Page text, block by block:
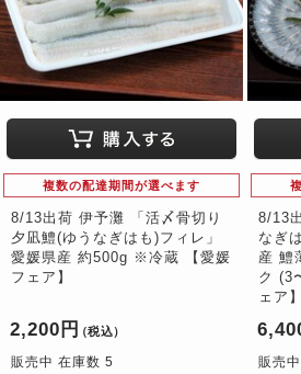
複数の配達期間が選べます
8/13出荷 伊予灘 「活〆骨切り
夕凪鱧(ゆうなぎはも)フィレ」
愛媛県産 約500g ※冷蔵 【愛媛
フェア】
2,200円 （税込）
販売中 在庫数 5
8/13
なぎ
産 鱧
ク (3
ェア】
販売